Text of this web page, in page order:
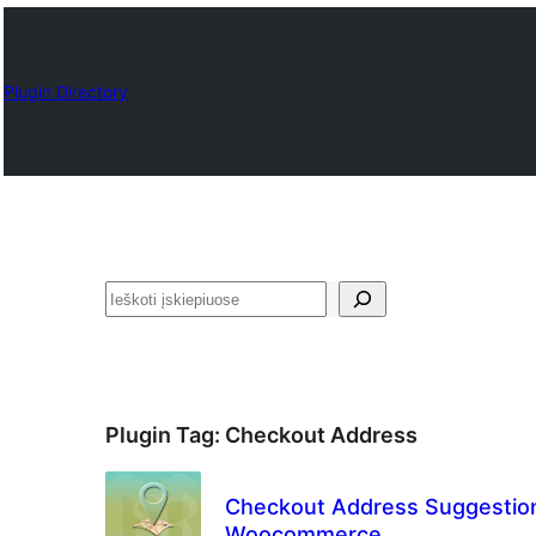
Plugin Directory
Paieška
Plugin Tag: Checkout Address
Checkout Address